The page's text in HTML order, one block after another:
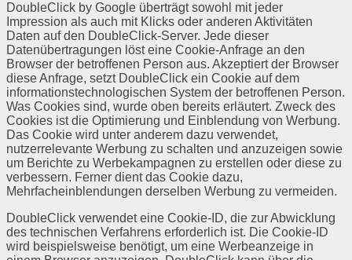
DoubleClick by Google überträgt sowohl mit jeder
Impression als auch mit Klicks oder anderen Aktivitäten
Daten auf den DoubleClick-Server. Jede dieser
Datenübertragungen löst eine Cookie-Anfrage an den
Browser der betroffenen Person aus. Akzeptiert der Browser
diese Anfrage, setzt DoubleClick ein Cookie auf dem
informationstechnologischen System der betroffenen Person.
Was Cookies sind, wurde oben bereits erläutert. Zweck des
Cookies ist die Optimierung und Einblendung von Werbung.
Das Cookie wird unter anderem dazu verwendet,
nutzerrelevante Werbung zu schalten und anzuzeigen sowie
um Berichte zu Werbekampagnen zu erstellen oder diese zu
verbessern. Ferner dient das Cookie dazu,
Mehrfacheinblendungen derselben Werbung zu vermeiden.
DoubleClick verwendet eine Cookie-ID, die zur Abwicklung
des technischen Verfahrens erforderlich ist. Die Cookie-ID
wird beispielsweise benötigt, um eine Werbeanzeige in